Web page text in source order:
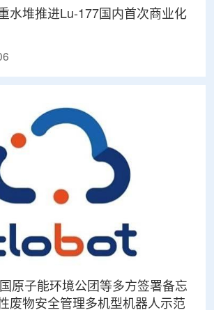
水堆推进Lu-177国内首次商业化
原子能环境公团等多方签署备忘
废物安全管理多机型机器人示范